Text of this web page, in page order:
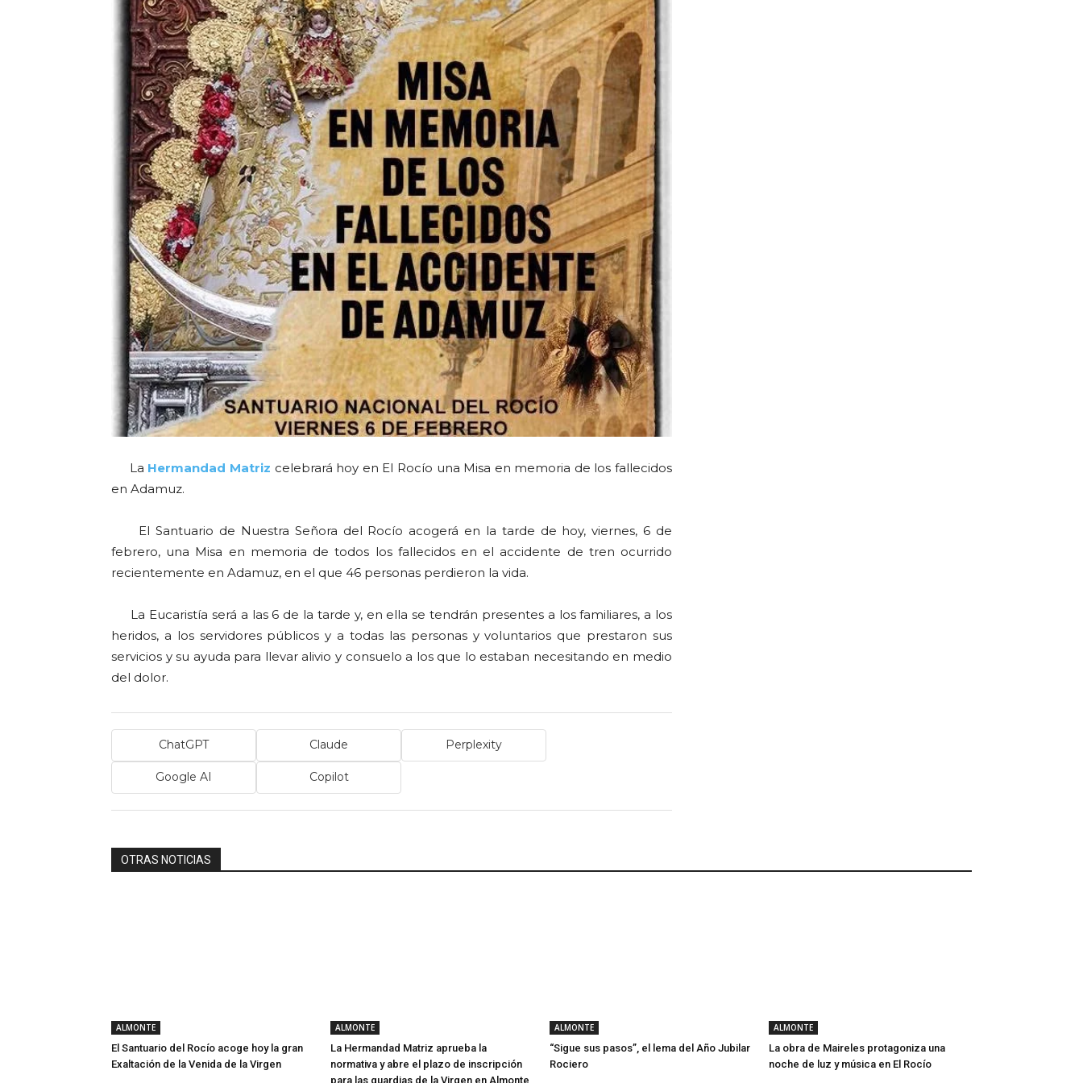
La Hermandad Matriz celebrará hoy en El Rocío una Misa en memoria de los fallecidos
en Adamuz.
El Santuario de Nuestra Señora del Rocío acogerá en la tarde de hoy, viernes, 6 de
febrero, una Misa en memoria de todos los fallecidos en el accidente de tren ocurrido
recientemente en Adamuz, en el que 46 personas perdieron la vida.
La Eucaristía será a las 6 de la tarde y, en ella se tendrán presentes a los familiares, a los
heridos, a los servidores públicos y a todas las personas y voluntarios que prestaron sus
servicios y su ayuda para llevar alivio y consuelo a los que lo estaban necesitando en medio
del dolor.
ChatGPT Claude Perplexity
Google AI Copilot
OTRAS NOTICIAS
ALMONTE
El Santuario del Rocío acoge hoy la gran
Exaltación de la Venida de la Virgen
ALMONTE
La Hermandad Matriz aprueba la
normativa y abre el plazo de inscripción
para las guardias de la Virgen en Almonte
ALMONTE
“Sigue sus pasos”, el lema del Año Jubilar
Rociero
ALMONTE
La obra de Maireles protagoniza una
noche de luz y música en El Rocío